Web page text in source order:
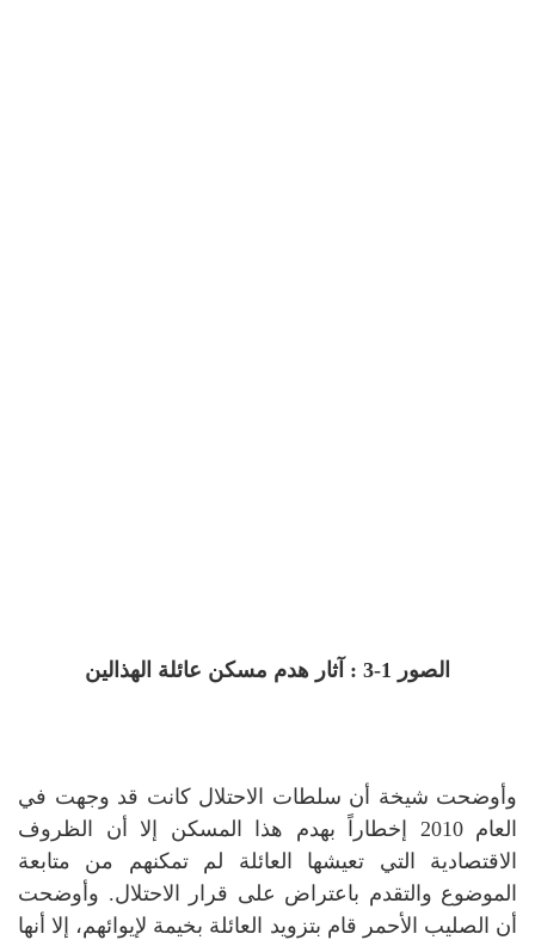
الصور 1-3 : آثار هدم مسكن عائلة الهذالين
وأوضحت شيخة أن سلطات الاحتلال كانت قد وجهت في
العام 2010 إخطاراً بهدم هذا المسكن إلا أن الظروف
الاقتصادية التي تعيشها العائلة لم تمكنهم من متابعة
الموضوع والتقدم باعتراض على قرار الاحتلال. وأوضحت
أن الصليب الأحمر قام بتزويد العائلة بخيمة لإيوائهم، إلا أنها